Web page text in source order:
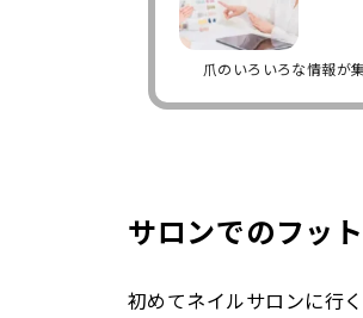
爪のいろいろな情報が
サロンでのフッ
初めてネイルサロンに行